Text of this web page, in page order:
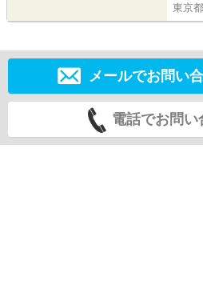
東京
メールでお問い
電話でお問い